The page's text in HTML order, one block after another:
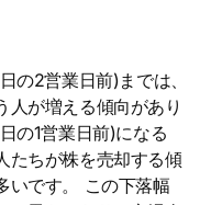
の2営業日前)までは、
人が増える傾向があり
の1営業日前)になる
たちが株を売却する傾
いです。 この下落幅